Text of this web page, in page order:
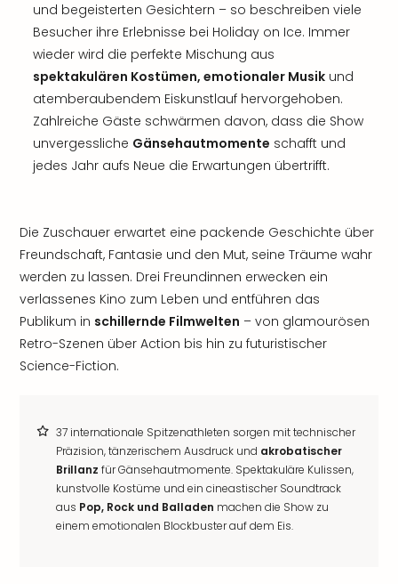
und begeisterten Gesichtern – so beschreiben viele
Besucher ihre Erlebnisse bei Holiday on Ice. Immer
wieder wird die perfekte Mischung aus
spektakulären Kostümen, emotionaler Musik und
atemberaubendem Eiskunstlauf hervorgehoben.
Zahlreiche Gäste schwärmen davon, dass die Show
unvergessliche Gänsehautmomente schafft und
jedes Jahr aufs Neue die Erwartungen übertrifft.
Die Zuschauer erwartet eine packende Geschichte über
Freundschaft, Fantasie und den Mut, seine Träume wahr
werden zu lassen. Drei Freundinnen erwecken ein
verlassenes Kino zum Leben und entführen das
Publikum in schillernde Filmwelten – von glamourösen
Retro-Szenen über Action bis hin zu futuristischer
Science-Fiction.
37 internationale Spitzenathleten sorgen mit technischer
Präzision, tänzerischem Ausdruck und akrobatischer
Brillanz für Gänsehautmomente. Spektakuläre Kulissen,
kunstvolle Kostüme und ein cineastischer Soundtrack
aus Pop, Rock und Balladen machen die Show zu
einem emotionalen Blockbuster auf dem Eis.